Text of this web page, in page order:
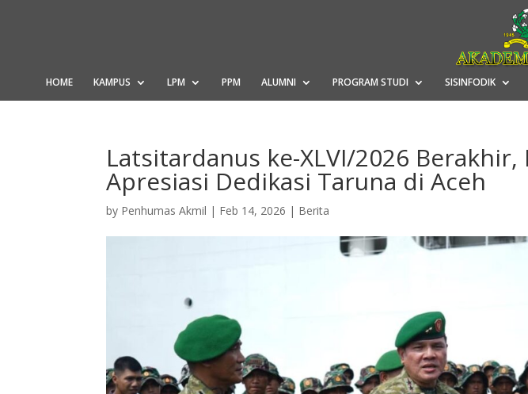
HOME KAMPUS LPM PPM ALUMNI PROGRAM STUDI SISINFODIK
Latsitardanus ke-XLVI/2026 Berakhir,
Apresiasi Dedikasi Taruna di Aceh
by Penhumas Akmil | Feb 14, 2026 | Berita